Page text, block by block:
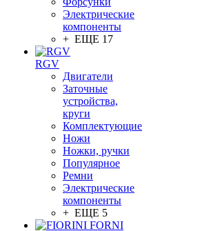
Электрические
компоненты
+ ЕЩЕ 17
RGV
Двигатели
Заточные
устройства,
круги
Комплектующие
Ножи
Ножки, ручки
Популярное
Ремни
Электрические
компоненты
+ ЕЩЕ 5